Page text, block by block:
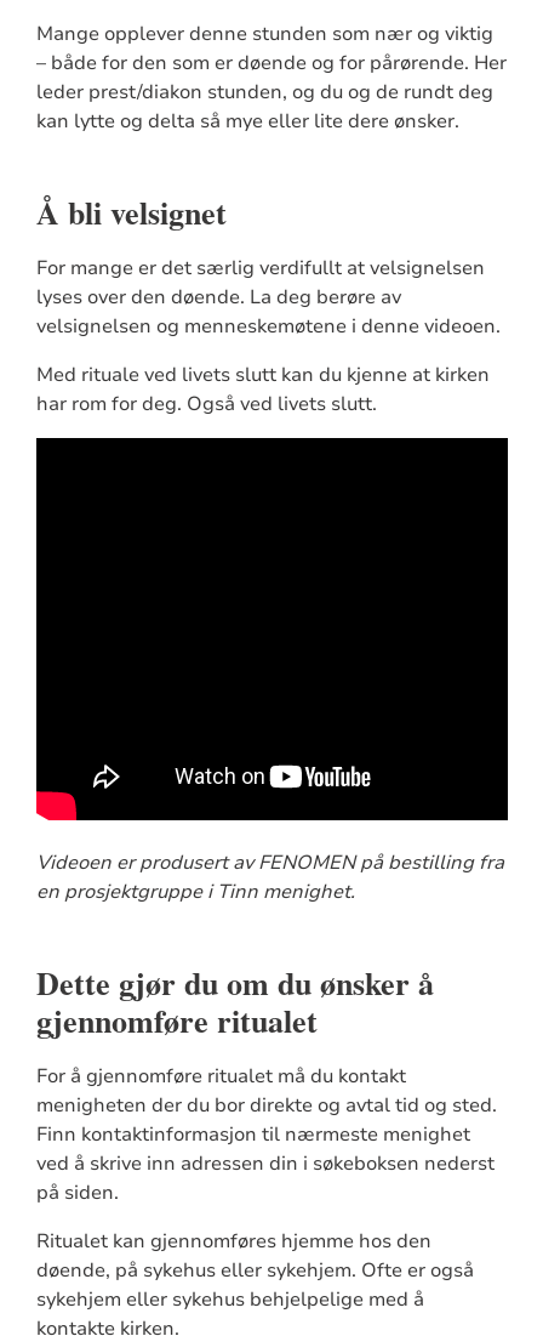
Mange opplever denne stunden som nær og viktig
– både for den som er døende og for pårørende. Her
leder prest/diakon stunden, og du og de rundt deg
kan lytte og delta så mye eller lite dere ønsker.
Å bli velsignet
For mange er det særlig verdifullt at velsignelsen
lyses over den døende. La deg berøre av
velsignelsen og menneskemøtene i denne videoen.
Med rituale ved livets slutt kan du kjenne at kirken
har rom for deg. Også ved livets slutt.
Videoen er produsert av FENOMEN på bestilling fra
en prosjektgruppe i Tinn menighet.
Dette gjør du om du ønsker å
gjennomføre ritualet
For å gjennomføre ritualet må du kontakt
menigheten der du bor direkte og avtal tid og sted.
Finn kontaktinformasjon til nærmeste menighet
ved å skrive inn adressen din i søkeboksen nederst
på siden.
Ritualet kan gjennomføres hjemme hos den
døende, på sykehus eller sykehjem. Ofte er også
sykehjem eller sykehus behjelpelige med å
kontakte kirken.